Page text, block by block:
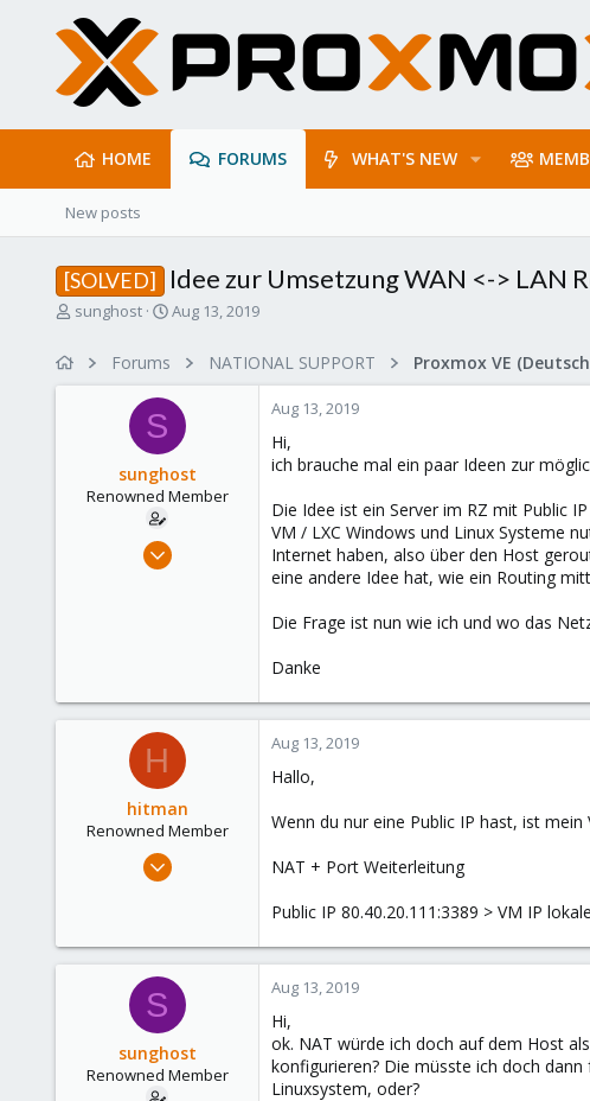
HOME FORUMS WHAT'S NEW
New posts
[SOLVED] Idee zur Umsetzung WAN <-> LAN
T
sunghost
S
a
e
Aug 13, 2019
Forums NATIONAL SUPPORT Proxmox VE
S
sunghost
Renowned Member
May 27, 2011
Aug 13, 2019
Hi,
ich brauche mal ein paar Ideen zur
Die Idee ist ein Server im RZ mit Public
VM / LXC Windows und Linux Systeme
Internet haben, also über den Host
eine andere Idee hat, wie ein Routing
Die Frage ist nun wie ich und wo das
Danke
H
hitman
Renowned Member
93
Aug 13, 2019
Hallo,
Wenn du nur eine Public IP hast, ist mein
NAT + Port Weiterleitung
Public IP 80.40.20.111:3389 > VM IP
S
sunghost
Renowned Member
Aug 13, 2019
Hi,
ok. NAT würde ich doch auf dem Host
konfigurieren? Die müsste ich doch
Linuxsystem, oder?